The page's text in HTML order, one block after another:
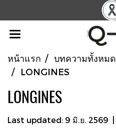
หน้าแรก บทความทั้งหมด
LONGINES
LONGINES
Last updated: 9 มิ.ย. 2569